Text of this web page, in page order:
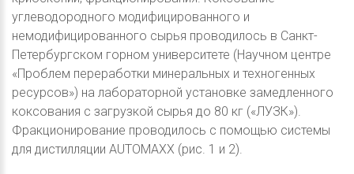
углеводородного модифицированного и
немодифицированного сырья проводилось в Санкт-
Петербургском горном университете (Научном центре
«Проблем переработки минеральных и техногенных
ресурсов») на лабораторной установке замедленного
коксования с загрузкой сырья до 80 кг («ЛУЗК»).
Фракционирование проводилось с помощью системы
для дистилляции AUTOMAXX (рис. 1 и 2).